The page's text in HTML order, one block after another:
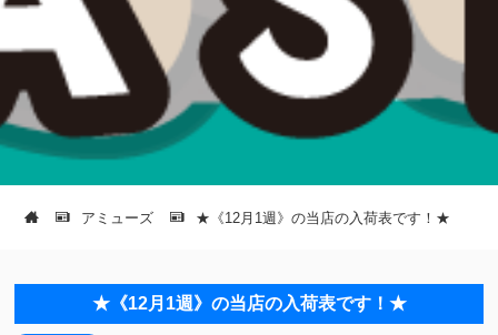
アミューズ ★《12月1週》の当店の入荷表です！★
★《12月1週》の当店の入荷表です！★